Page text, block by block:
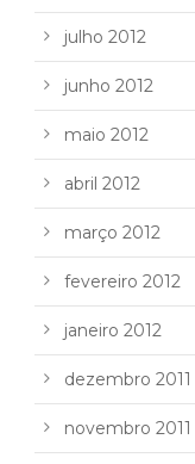
julho 2012
junho 2012
maio 2012
abril 2012
março 2012
fevereiro 2012
janeiro 2012
dezembro 2011
novembro 2011